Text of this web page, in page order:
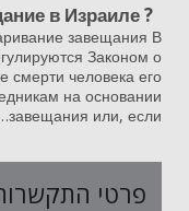
? Можно ли оспорить завещание в Израиле
завещания В
Законом о
смерти человека его
на основании
завещания или, если…
פרטי